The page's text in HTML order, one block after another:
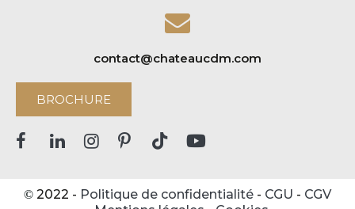
contact@chateaucdm.com
BROCHURE
© 2022 - Politique de confidentialité - CGU - CGV